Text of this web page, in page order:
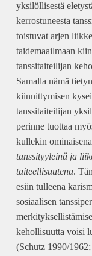
yksilöllisestä
kerrostuneesta
toistuvat arjen
taidemaailmaan
tanssitaiteilijan
Samalla nämä
kiinnittymisen
tanssitaiteilijan
perinne tuottaa
kullekin
tanssityyleinä ja
taiteellisuutena.
esiin tulleena
sosiaalisen
kehollisuutta voisi
(Schutz 1990/